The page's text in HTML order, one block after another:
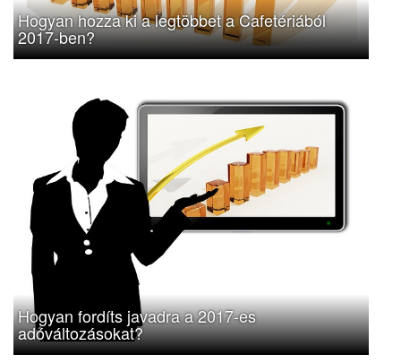
Hogyan hozza ki a legtöbbet a Cafetériából
2017-ben?
Hogyan fordíts javadra a 2017-es
adóváltozásokat?